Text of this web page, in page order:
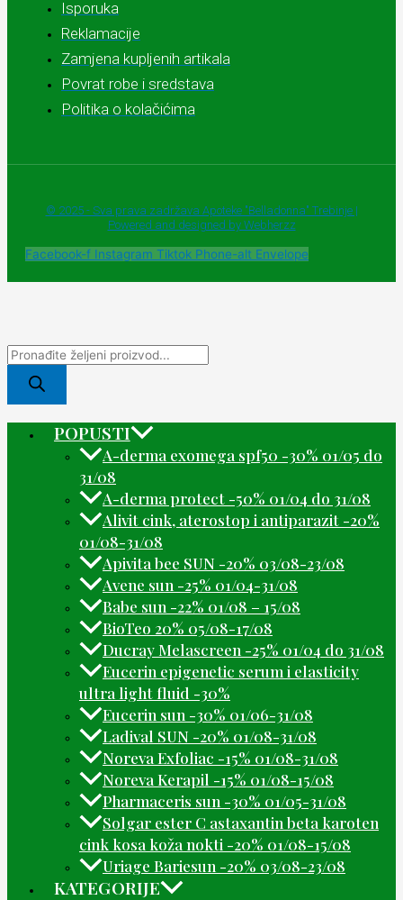
Isporuka
Reklamacije
Zamjena kupljenih artikala
Povrat robe i sredstava
Politika o kolačićima
© 2025 - Sva prava zadržava Apoteke "Belladonna" Trebinje |
Powered and designed by Webherzz
Facebook-f Instagram Tiktok Phone-alt Envelope
POPUSTI
A-derma exomega spf50 -30% 01/05 do
31/08
A-derma protect -50% 01/04 do 31/08
Alivit cink, aterostop i antiparazit -20%
01/08-31/08
Apivita bee SUN -20% 03/08-23/08
Avene sun -25% 01/04-31/08
Babe sun -22% 01/08 – 15/08
BioTeo 20% 05/08-17/08
Ducray Melascreen -25% 01/04 do 31/08
Eucerin epigenetic serum i elasticity
ultra light fluid -30%
Eucerin sun -30% 01/06-31/08
Ladival SUN -20% 01/08-31/08
Noreva Exfoliac -15% 01/08-31/08
Noreva Kerapil -15% 01/08-15/08
Pharmaceris sun -30% 01/05-31/08
Solgar ester C astaxantin beta karoten
cink kosa koža nokti -20% 01/08-15/08
Uriage Bariesun -20% 03/08-23/08
KATEGORIJE